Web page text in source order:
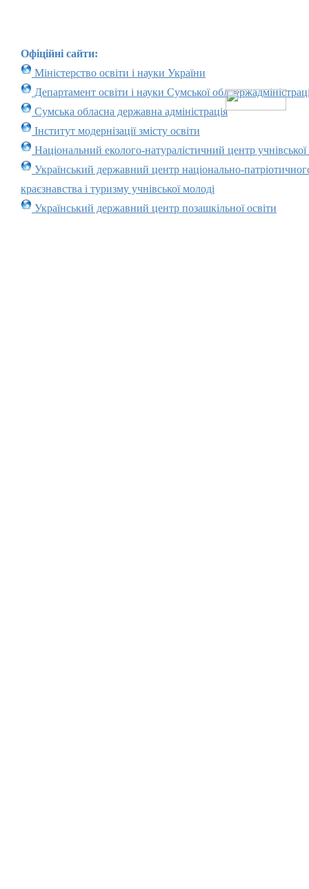
Офіційні сайти:
Міністерство освіти і науки України
Департамент освіти і науки Сумської
Сумська обласна державна адміністрація
Інститут модернізації змісту освіти
Національний еколого-натуралістичний центр учнівської
Український державний центр національно-
краєзнавства і туризму учнівської молоді
Український державний центр позашкільної освіти